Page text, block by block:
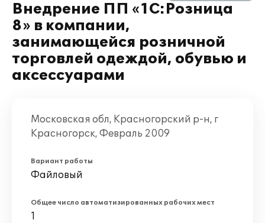
Внедрение ПП «1С:Розница
8» в компании,
занимающейся розничной
торговлей одеждой, обувью и
аксессуарами
Московская обл, Красногорский р-н, г
Красногорск, Февраль 2009
Вариант работы
Файловый
Общее число автоматизированных рабочих мест
1